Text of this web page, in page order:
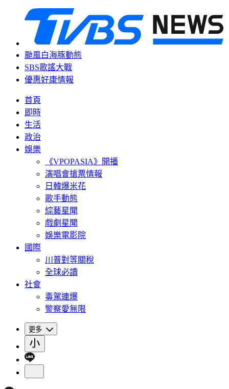
颱風白海豚動態
SBS歌謠大戰
優惠好康情報
首頁
即時
生活
政治
娛樂
《VPOPASIA》開播
演唱會搶票情報
日韓爆米花
歌手動態
綜藝星聞
戲劇星聞
娛樂電影院
國際
川普對等關稅
全球必讀
社會
毒駕連爆
警察愛無限
更多